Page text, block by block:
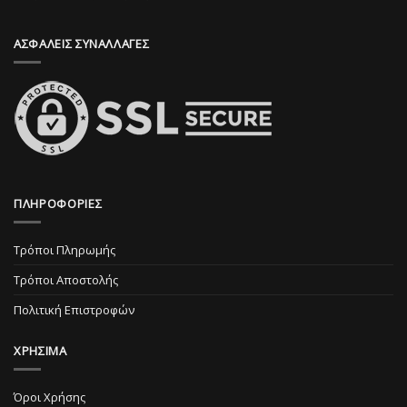
του
ΑΣΦΑΛΕΙΣ ΣΥΝΑΛΛΑΓΕΣ
ΠΛΗΡΟΦΟΡΙΕΣ
Τρόποι Πληρωμής
Τρόποι Αποστολής
Πολιτική Επιστροφών
ΧΡΗΣΙΜΑ
Όροι Χρήσης